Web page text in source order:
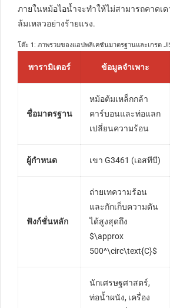
ภายในหม้อไอน้ำจะทำให้ไม่สามารถคาดเ
ล้มเหลวอย่างร้ายแรง.
โต๊ะ 1: ภาพรวมของแอปพลิเคชันมาตรฐานและเกรด
พารามิเตอร์ ข้อมูลจำเพาะ
ชื่อมาตรฐาน
หม้อต้มเหล็กกล้า
คาร์บอนและท่อแลก
เปลี่ยนความร้อน
ผู้กำหนด เขา G3461 (เอสทีบี)
ฟังก์ชั่นหลัก
ถ่ายเทความร้อน
และกักเก็บความดัน
ได้สูงสุดถึง
$\approx
500^\circ\text{C}$
นักเศรษฐศาสตร์,
ท่อน้ำผนัง, เครื่อง